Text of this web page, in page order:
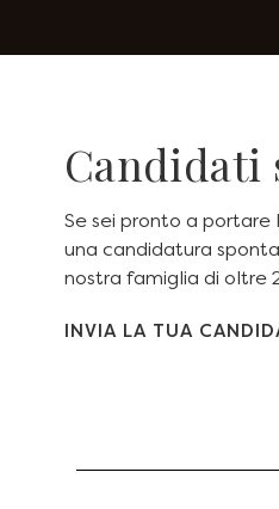
Candidati
Se sei pronto a portare
una candidatura
nostra famiglia di oltre
INVIA LA TUA